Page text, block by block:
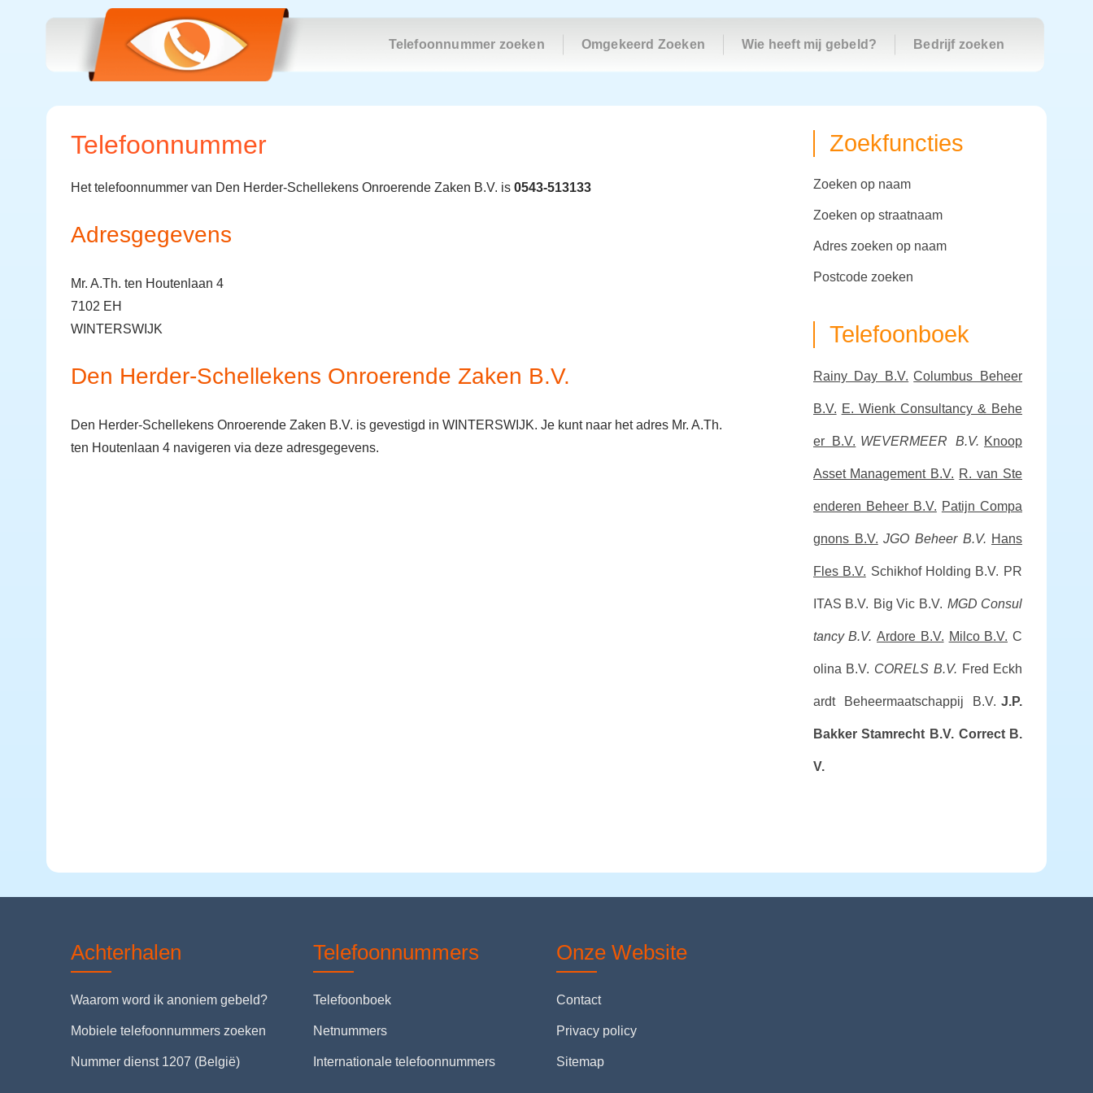
Telefoonnummer zoeken Omgekeerd Zoeken Wie heeft mij gebeld? Bedrijf zoeken
Telefoonnummer
Het telefoonnummer van Den Herder-Schellekens Onroerende Zaken B.V. is 0543-513133
Adresgegevens
Mr. A.Th. ten Houtenlaan 4
7102 EH
WINTERSWIJK
Den Herder-Schellekens Onroerende Zaken B.V.
Den Herder-Schellekens Onroerende Zaken B.V. is gevestigd in WINTERSWIJK. Je kunt naar het adres Mr. A.Th.
ten Houtenlaan 4 navigeren via deze adresgegevens.
Zoekfuncties
zoeken op naam
zoeken op straatnaam
adres zoeken op naam
postcode zoeken
Telefoonboek
Rainy Day B.V. Columbus Beheer
B.V. E. Wienk Consultancy & Behe
er B.V. WEVERMEER B.V. Knoop
Asset Management B.V. R. van Ste
enderen Beheer B.V. Patijn Compa
gnons B.V. JGO Beheer B.V. Hans
Fles B.V. Schikhof Holding B.V. PR
ITAS B.V. Big Vic B.V. MGD Consul
tancy B.V. Ardore B.V. Milco B.V. C
olina B.V. CORELS B.V. Fred Eckh
ardt Beheermaatschappij B.V. J.P.
Bakker Stamrecht B.V. Correct B.
V.
Achterhalen
Waarom word ik anoniem gebeld?
Mobiele telefoonnummers zoeken
Nummer dienst 1207 (België)
Telefoonnummers
Telefoonboek
Netnummers
Internationale telefoonnummers
Onze Website
Contact
Privacy policy
Sitemap